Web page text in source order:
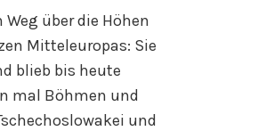
über die Höhen
Mitteleuropas: Sie
blieb bis heute
mal Böhmen und
und